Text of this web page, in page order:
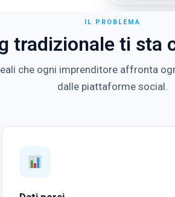
IL PROBLEMA
tradizionale ti sta
che ogni imprenditore affronta
dalle piattaforme social.